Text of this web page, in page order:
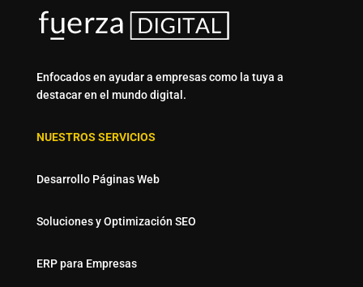
Enfocados en ayudar a empresas como la tuya a
destacar en el mundo digital.
NUESTROS SERVICIOS
Desarrollo Páginas Web
Soluciones y Optimización SEO
ERP para Empresas